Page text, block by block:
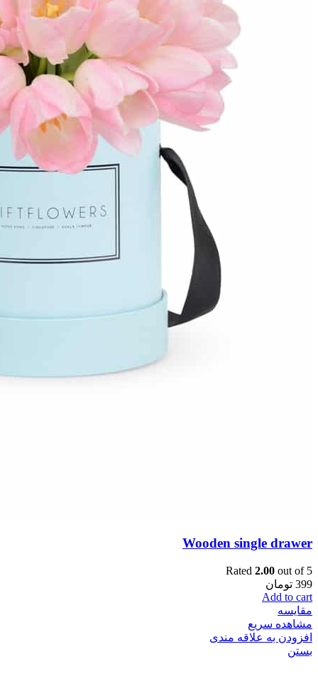
Wooden single drawer
Rated 2.00 out of 5
399 تومان
Add to cart
مقایسه
مشاهده سریع
افزودن به علاقه مندی
بستن